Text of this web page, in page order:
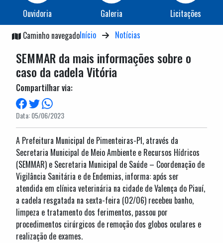
Ouvidoria Galeria
Licitações
Caminho navegadoInício Notícias
SEMMAR da mais informações sobre o
caso da cadela Vitória
Compartilhar via:
Data: 05/06/2023
A Prefeitura Municipal de Pimenteiras-PI, através da
Secretaria Municipal de Meio Ambiente e Recursos Hídricos
(SEMMAR) e Secretaria Municipal de Saúde – Coordenação de
Vigilância Sanitária e de Endemias, informa: após ser
atendida em clínica veterinária na cidade de Valença do Piauí,
a cadela resgatada na sexta-feira (02/06) recebeu banho,
limpeza e tratamento dos ferimentos, passou por
procedimentos cirúrgicos de remoção dos globos oculares e
realização de exames.